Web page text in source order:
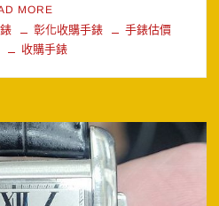
MORE
彰化收購手錶
手錶估價
收購手錶